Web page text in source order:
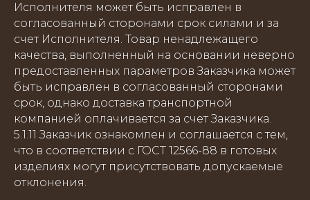
Исполнителя может быть исправлен в
согласованный сторонами срок силами и за
счет Исполнителя. Товар ненадлежащего
качества, выполненный на основании неверно
предоставленных параметров Заказчика может
быть исправлен в согласованный сторонами
срок, однако доставка транспортной
компанией оплачивается за счет Заказчика.
5.1.11 Заказчик ознакомлен и соглашается с тем,
что в соответствии с ГОСТ 12566-88 в готовых
изделиях могут присутствовать допускаемые
отклонения.